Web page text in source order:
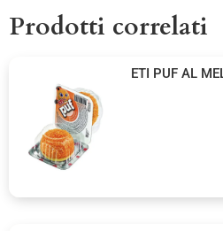
Prodotti correlati
ETI PUF AL